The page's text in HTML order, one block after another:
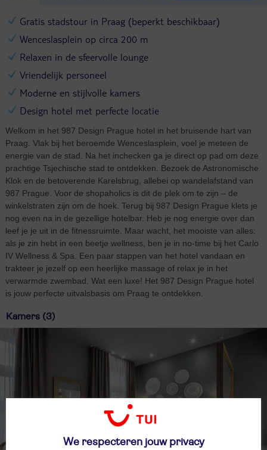
Gratis stadstour in Praag (beperkt beschikbaar)
Wenceslasplein op circa 200 m
Relaxen in de sfeervolle lounge
Vriendelijk personeel
Moderne en stijlvolle kamers
Design hotel met perfecte locatie
Welkom in het 987 Design Prague hotel in het bruisende hart van
Praag. Vlak bij het beroemde Wenceslasplein, voel je meteen de
energie van de stad. Na het inchecken ga je direct op pad om deze
prachtige Tsjechische stad te ontdekken. Bezoek de Astronomische
Klok en de betoverende Karelsbrug, allebei op wandelafstand van
987 Prague. Voor de shopaholics is dit de plek om te zijn – de
winkelstraten zijn om de hoek. Terug bij 987 Design Prague klets je
nog even na in de gezellige hotelbar. Heb je nog energie over dan
leef je je uit in de fitnessruimte. Maar wacht, het mooiste van alles:
als je zin hebt in een beetje wellness, ben je in no-time bij het Carlo
IV Wellness & Spa. Een paar stappen van het hotel vandaan en
trakteer je jezelf op een heerlijke massage of relax je in het
verwarmde zwembad. Wat een luxe! Het 987 Design Prague hotel
is jouw perfecte uitvalsbasis om Praag te ontdekken.
Kamers (3)
We respecteren jouw privacy